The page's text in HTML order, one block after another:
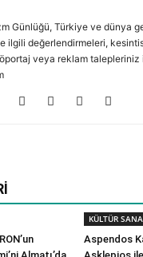
Günlüğü, Türkiye ve dünya
ilgili değerlendirmeleri,
veya reklam
KÜLTÜR
Aspendos